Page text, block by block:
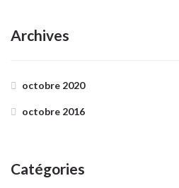
Archives
octobre 2020
octobre 2016
Catégories